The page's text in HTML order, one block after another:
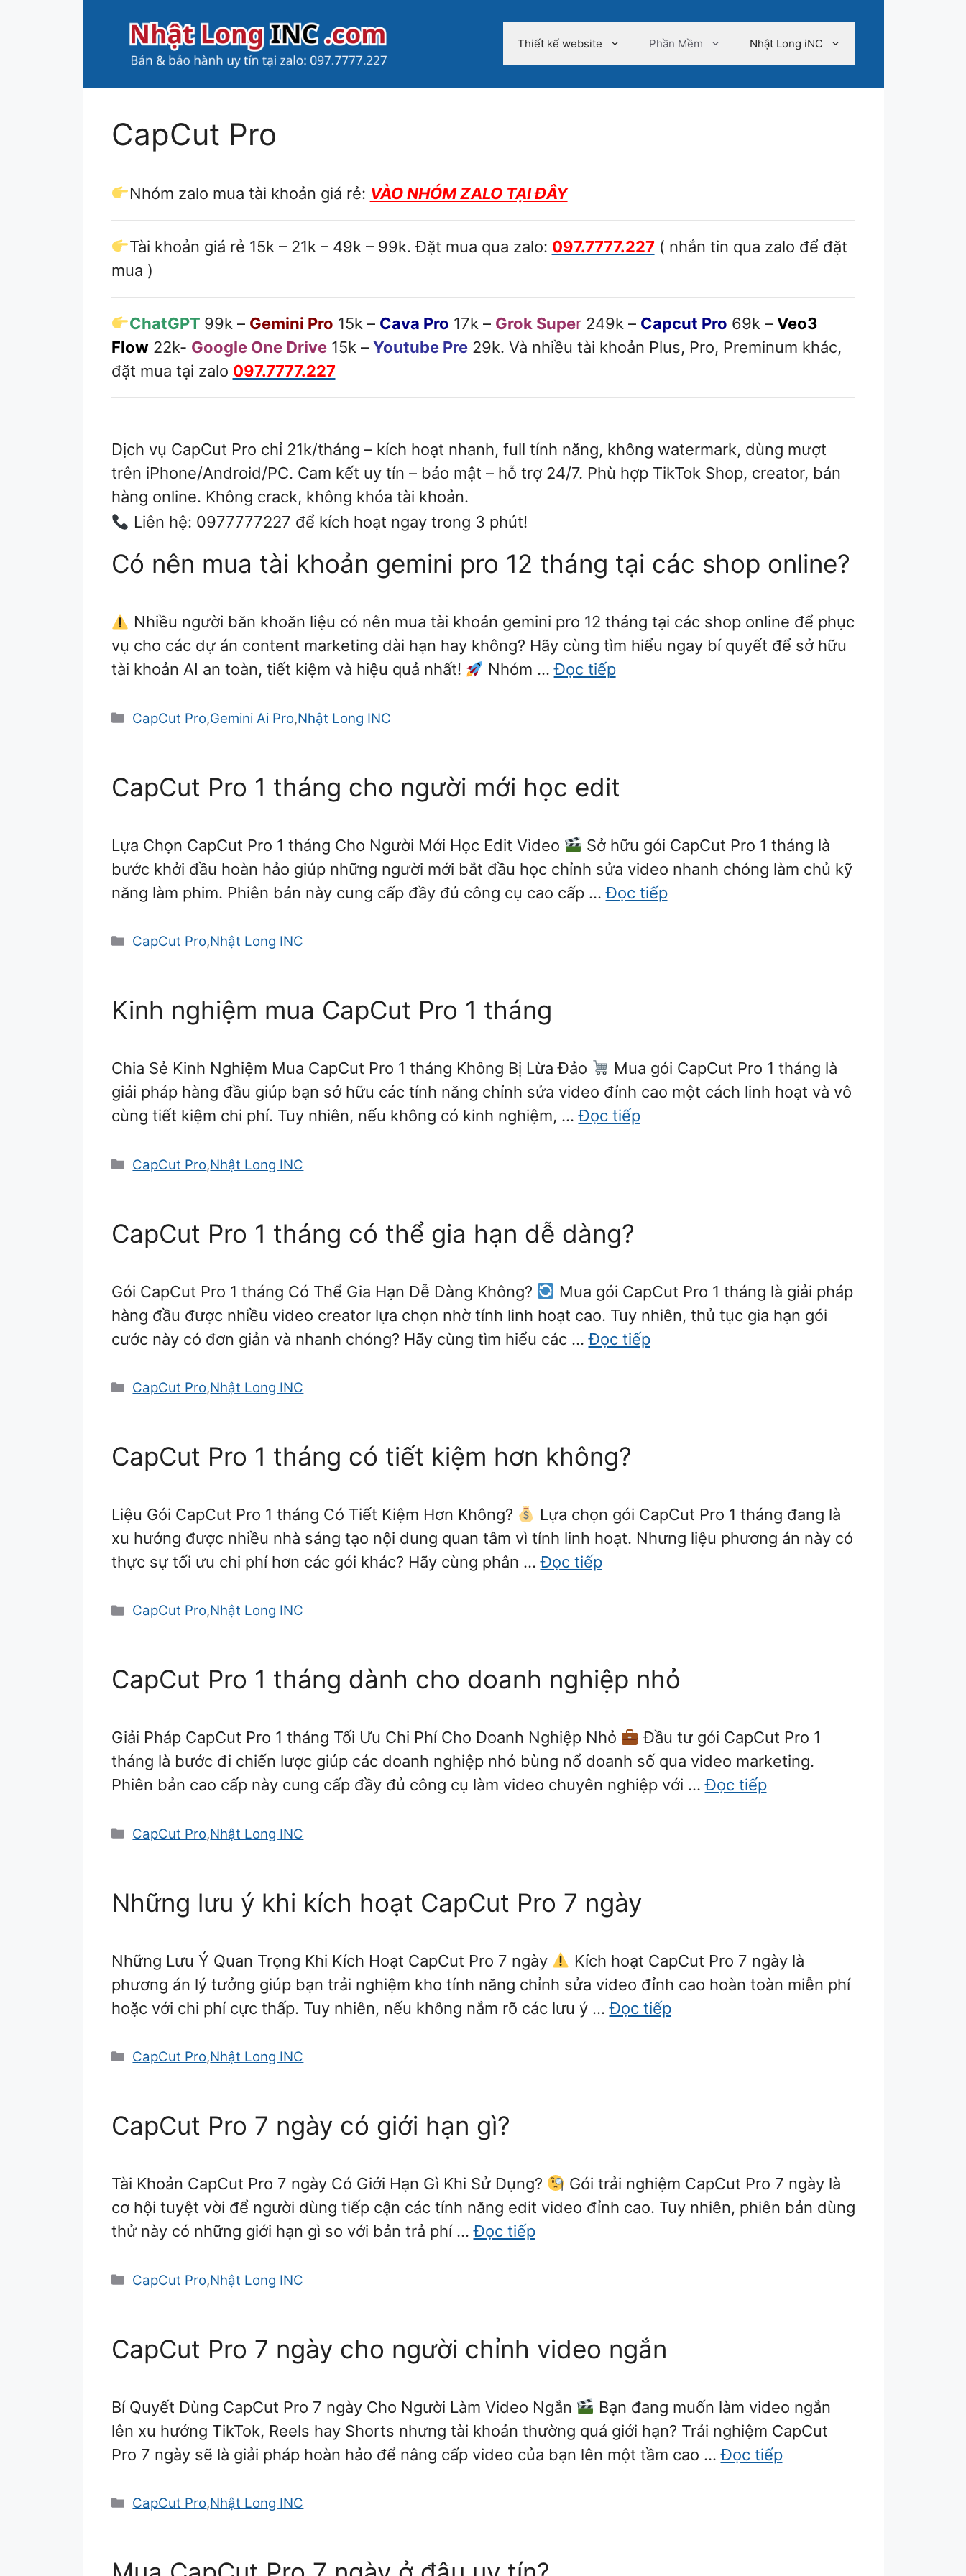
Thiết kế website Phần Mềm Nhật Long iNC
CapCut Pro
Nhóm zalo mua tài khoản giá rẻ: VÀO NHÓM ZALO TẠI ĐÂY
Tài khoản giá rẻ 15k – 21k – 49k – 99k. Đặt mua qua zalo: 097.7777.227 ( nhắn tin qua zalo để đặt
mua )
ChatGPT 99k – Gemini Pro 15k – Cava Pro 17k – Grok Super249k – Capcut Pro 69k – Veo3
Flow 22k- Google One Drive15k – Youtube Pre29k. Và nhiều tài khoản Plus, Pro, Preminum khác,
đặt mua tại zalo 097.7777.227
Dịch vụ CapCut Pro chỉ 21k/tháng – kích hoạt nhanh, full tính năng, không watermark, dùng mượt
trên iPhone/Android/PC. Cam kết uy tín – bảo mật – hỗ trợ 24/7. Phù hợp TikTok Shop, creator, bán
hàng online. Không crack, không khóa tài khoản.
Liên hệ: 0977777227 để kích hoạt ngay trong 3 phút!
Có nên mua tài khoản gemini pro 12 tháng tại các shop online?
Nhiều người băn khoăn liệu có nên mua tài khoản gemini pro 12 tháng tại các shop online để phục
vụ cho các dự án content marketing dài hạn hay không? Hãy cùng tìm hiểu ngay bí quyết để sở hữu
tài khoản AI an toàn, tiết kiệm và hiệu quả nhất!
Nhóm …Đọc tiếp
Danh
CapCut Pro,Gemini Ai Pro,Nhật Long INC
CapCut Pro 1 tháng cho người mới học edit
Lựa Chọn CapCut Pro 1 tháng Cho Người Mới Học Edit Video
Sở hữu gói CapCut Pro 1 tháng là
bước khởi đầu hoàn hảo giúp những người mới bắt đầu học chỉnh sửa video nhanh chóng làm chủ kỹ
năng làm phim. Phiên bản này cung cấp đầy đủ công cụ cao cấp …Đọc tiếp
Danh
CapCut Pro,Nhật Long INC
Kinh nghiệm mua CapCut Pro 1 tháng
Chia Sẻ Kinh Nghiệm Mua CapCut Pro 1 tháng Không Bị Lừa Đảo
Mua gói CapCut Pro 1 tháng là
giải pháp hàng đầu giúp bạn sở hữu các tính năng chỉnh sửa video đỉnh cao một cách linh hoạt và vô
cùng tiết kiệm chi phí. Tuy nhiên, nếu không có kinh nghiệm, …Đọc tiếp
Danh
CapCut Pro,Nhật Long INC
CapCut Pro 1 tháng có thể gia hạn dễ dàng?
Gói CapCut Pro 1 tháng Có Thể Gia Hạn Dễ Dàng Không?
Mua gói CapCut Pro 1 tháng là giải pháp
hàng đầu được nhiều video creator lựa chọn nhờ tính linh hoạt cao. Tuy nhiên, thủ tục gia hạn gói
cước này có đơn giản và nhanh chóng? Hãy cùng tìm hiểu các …Đọc tiếp
Danh
CapCut Pro,Nhật Long INC
CapCut Pro 1 tháng có tiết kiệm hơn không?
Liệu Gói CapCut Pro 1 tháng Có Tiết Kiệm Hơn Không?
Lựa chọn gói CapCut Pro 1 tháng đang là
xu hướng được nhiều nhà sáng tạo nội dung quan tâm vì tính linh hoạt. Nhưng liệu phương án này có
thực sự tối ưu chi phí hơn các gói khác? Hãy cùng phân …Đọc tiếp
Danh
CapCut Pro,Nhật Long INC
CapCut Pro 1 tháng dành cho doanh nghiệp nhỏ
Giải Pháp CapCut Pro 1 tháng Tối Ưu Chi Phí Cho Doanh Nghiệp Nhỏ
Đầu tư gói CapCut Pro 1
tháng là bước đi chiến lược giúp các doanh nghiệp nhỏ bùng nổ doanh số qua video marketing.
Phiên bản cao cấp này cung cấp đầy đủ công cụ làm video chuyên nghiệp với …Đọc tiếp
Danh
CapCut Pro,Nhật Long INC
Những lưu ý khi kích hoạt CapCut Pro 7 ngày
Những Lưu Ý Quan Trọng Khi Kích Hoạt CapCut Pro 7 ngày
Kích hoạt CapCut Pro 7 ngày là
phương án lý tưởng giúp bạn trải nghiệm kho tính năng chỉnh sửa video đỉnh cao hoàn toàn miễn phí
hoặc với chi phí cực thấp. Tuy nhiên, nếu không nắm rõ các lưu ý …Đọc tiếp
Danh
CapCut Pro,Nhật Long INC
CapCut Pro 7 ngày có giới hạn gì?
Tài Khoản CapCut Pro 7 ngày Có Giới Hạn Gì Khi Sử Dụng?
Gói trải nghiệm CapCut Pro 7 ngày là
cơ hội tuyệt vời để người dùng tiếp cận các tính năng edit video đỉnh cao. Tuy nhiên, phiên bản dùng
thử này có những giới hạn gì so với bản trả phí …Đọc tiếp
Danh
CapCut Pro,Nhật Long INC
CapCut Pro 7 ngày cho người chỉnh video ngắn
Bí Quyết Dùng CapCut Pro 7 ngày Cho Người Làm Video Ngắn
Bạn đang muốn làm video ngắn
lên xu hướng TikTok, Reels hay Shorts nhưng tài khoản thường quá giới hạn? Trải nghiệm CapCut
Pro 7 ngày sẽ là giải pháp hoàn hảo để nâng cấp video của bạn lên một tầm cao …Đọc tiếp
Danh
CapCut Pro,Nhật Long INC